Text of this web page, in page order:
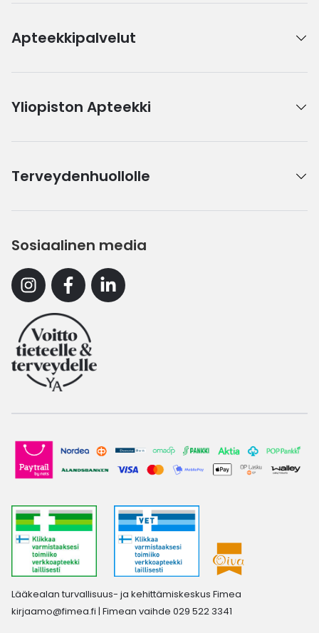
Apteekkipalvelut
Yliopiston Apteekki
Terveydenhuollolle
Sosiaalinen media
InstagramFacebookLinkedin
Lääkealan turvallisuus- ja kehittämiskeskus Fimea
kirjaamo@fimea.fi | Fimean vaihde 029 522 3341